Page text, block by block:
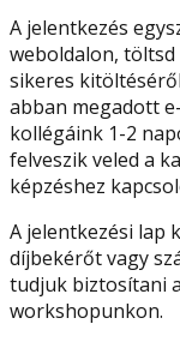
A jelentkezés
weboldalon,
sikeres
abban megadott
kollégáink 1-2
felveszik veled a
képzéshez
A jelentkezési lap
díjbekérőt vagy
tudjuk biztosítani
workshopunkon.